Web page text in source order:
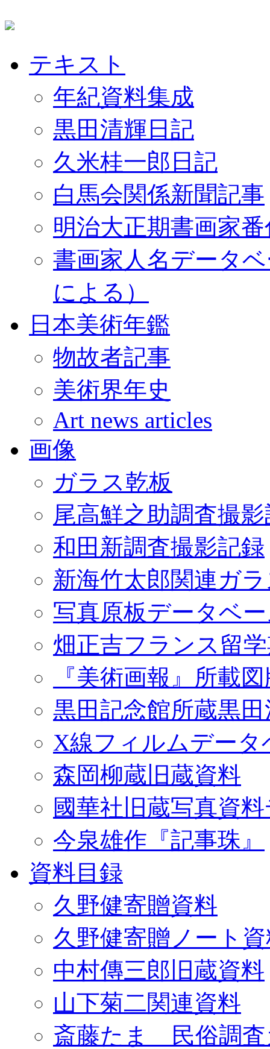
テキスト
年紀資料集成
黒田清輝日記
久米桂一郎日記
白馬会関係新聞記事
明治大正期書画家
書画家人名データ
による）
日本美術年鑑
物故者記事
美術界年史
Art news articles
画像
ガラス乾板
尾高鮮之助調査撮
和田新調査撮影記録
新海竹太郎関連ガ
写真原板データベ
畑正吉フランス留
『美術画報』所載
黒田記念館所蔵黒
X線フィルムデータ
森岡柳蔵旧蔵資料
國華社旧蔵写真資
今泉雄作『記事珠』
資料目録
久野健寄贈資料
久野健寄贈ノート
中村傳三郎旧蔵資料
山下菊二関連資料
斎藤たま 民俗調査